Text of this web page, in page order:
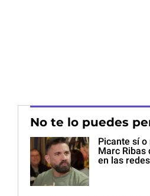
No te lo puedes
Picante sí o
Marc Ribas
en las redes